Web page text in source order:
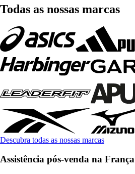
Todas as nossas marcas
Descubra todas as nossas marcas
Assistência pós-venda na França